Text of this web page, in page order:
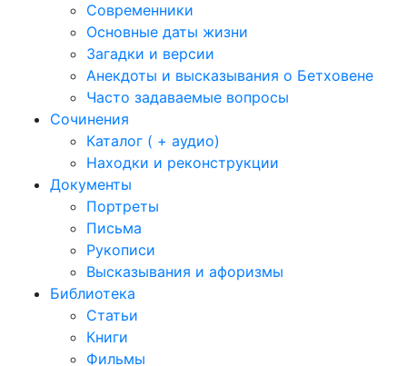
Современники
Основные даты жизни
Загадки и версии
Анекдоты и высказывания о Бетховене
Часто задаваемые вопросы
Сочинения
Каталог ( + аудио)
Находки и реконструкции
Документы
Портреты
Письма
Рукописи
Высказывания и афоризмы
Библиотека
Статьи
Книги
Фильмы